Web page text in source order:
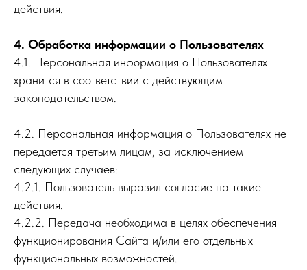
действия.
4. Обработка информации о Пользователях
4.1. Персональная информация о Пользователях
хранится в соответствии с действующим
законодательством.
4.2. Персональная информация о Пользователях не
передается третьим лицам, за исключением
следующих случаев:
4.2.1. Пользователь выразил согласие на такие
действия.
4.2.2. Передача необходима в целях обеспечения
функционирования Сайта и/или его отдельных
функциональных возможностей.